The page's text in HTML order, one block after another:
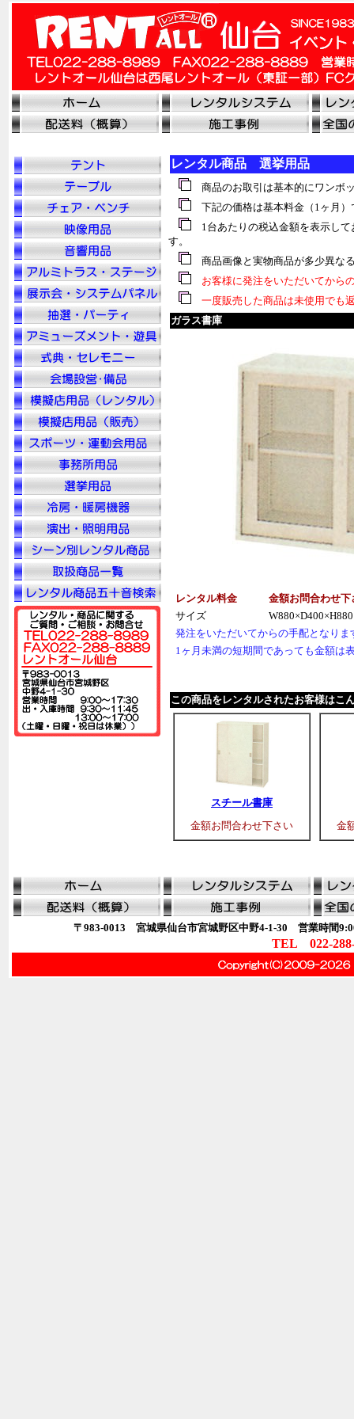
レンタル商品 選挙用品
商品のお取引は基本的にワンボ
下記の価格は基本料金（1ヶ月）
1台あたりの税込金額を表示して
す。
商品画像と実物商品が多少異な
お客様に発注をいただいてから
一度販売した商品は未使用でも
ガラス書庫
レンタル料金
金額お問合わせ下
サイズ
W880×D400×H880
発注をいただいてからの手配となり
1ヶ月未満の短期間であっても金額は
この商品をレンタルされたお客様はこ
スチール書庫
金額お問合わせ下さい
金
〒983-0013 宮城県仙台市宮城野区中野4-1-30 営業時間
TEL 022-